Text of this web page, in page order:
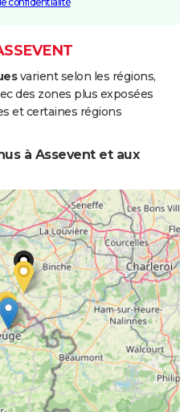
varient selon les régions,
des zones plus exposées
et certaines régions
à Assevent et aux